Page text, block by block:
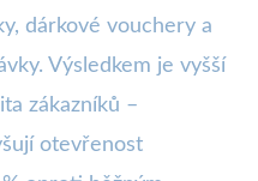
dárkové vouchery a
Výsledkem je vyšší
zákazníků –
otevřenost